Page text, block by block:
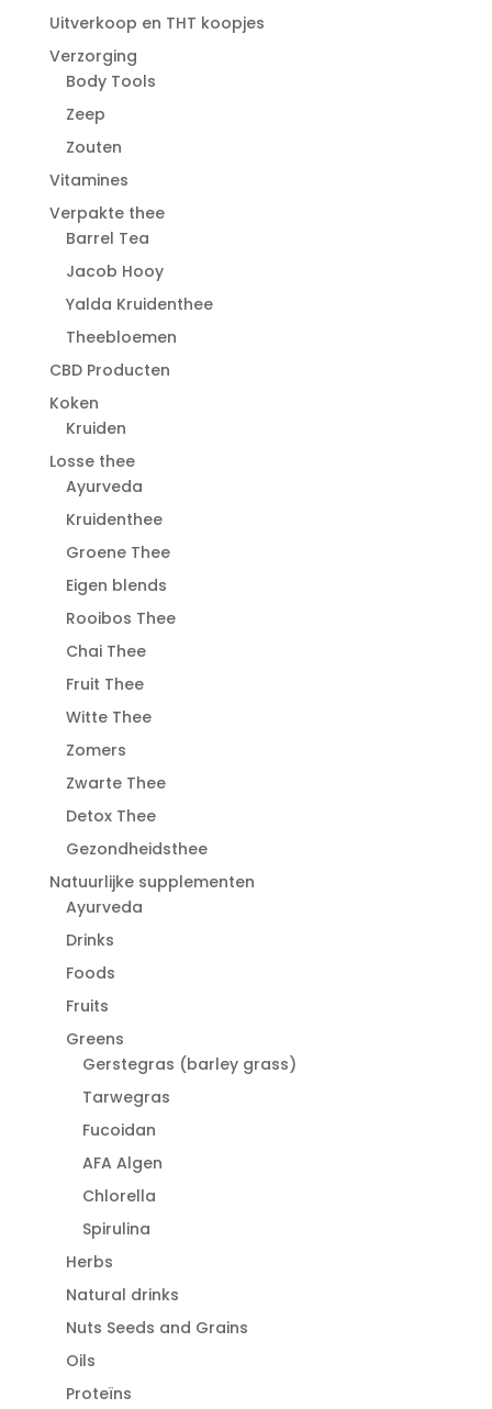
Uitverkoop en THT koopjes
Verzorging
Body Tools
Zeep
Zouten
Vitamines
Verpakte thee
Barrel Tea
Jacob Hooy
Yalda Kruidenthee
Theebloemen
CBD Producten
Koken
Kruiden
Losse thee
Ayurveda
Kruidenthee
Groene Thee
Eigen blends
Rooibos Thee
Chai Thee
Fruit Thee
Witte Thee
Zomers
Zwarte Thee
Detox Thee
Gezondheidsthee
Natuurlijke supplementen
Ayurveda
Drinks
Foods
Fruits
Greens
Gerstegras (barley grass)
Tarwegras
Fucoidan
AFA Algen
Chlorella
Spirulina
Herbs
Natural drinks
Nuts Seeds and Grains
Oils
Proteïns